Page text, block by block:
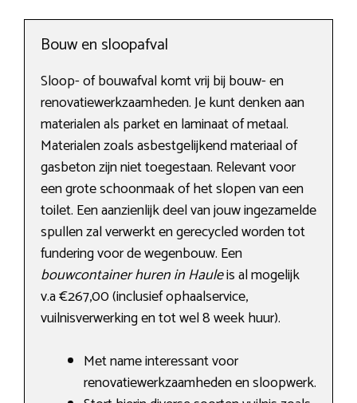
Bouw en sloopafval
Sloop- of bouwafval komt vrij bij bouw- en
renovatiewerkzaamheden. Je kunt denken aan
materialen als parket en laminaat of metaal.
Materialen zoals asbestgelijkend materiaal of
gasbeton zijn niet toegestaan. Relevant voor
een grote schoonmaak of het slopen van een
toilet. Een aanzienlijk deel van jouw ingezamelde
spullen zal verwerkt en gerecycled worden tot
fundering voor de wegenbouw. Een
bouwcontainer huren in Hauleis al mogelijk
v.a €267,00 (inclusief ophaalservice,
vuilnisverwerking en tot wel 8 week huur).
Met name interessant voor
renovatiewerkzaamheden en sloopwerk.